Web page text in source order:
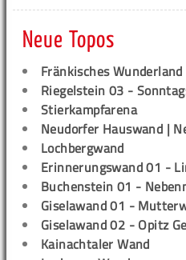
Neue Topos
Fränkisches Wunderland
Riegelstein 03 -
Stierkampfarena
Neudorfer Hauswand |
Lochbergwand
Erinnerungswand 01 -
Buchenstein 01 -
Giselawand 01 -
Giselawand 02 - Opitz
Kainachtaler Wand